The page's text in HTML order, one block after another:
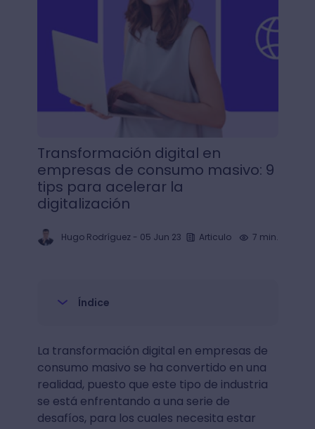
Transformación digital en
empresas de consumo masivo: 9
tips para acelerar la
digitalización
Hugo Rodríguez- 05 Jun 23 Articulo 7 min.
Índice
La transformación digital en empresas de
consumo masivo se ha convertido en una
realidad, puesto que este tipo de industria
se está enfrentando a una serie de
desafíos, para los cuales necesita estar